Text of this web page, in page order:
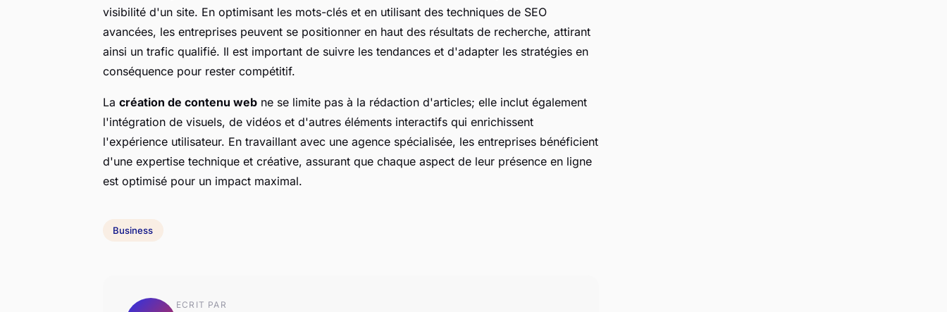
visibilité d'un site. En optimisant les mots-clés et en utilisant des techniques de SEO
avancées, les entreprises peuvent se positionner en haut des résultats de recherche, attirant
ainsi un trafic qualifié. Il est important de suivre les tendances et d'adapter les stratégies en
conséquence pour rester compétitif.
La création de contenu web ne se limite pas à la rédaction d'articles; elle inclut également
l'intégration de visuels, de vidéos et d'autres éléments interactifs qui enrichissent
l'expérience utilisateur. En travaillant avec une agence spécialisée, les entreprises bénéficient
d'une expertise technique et créative, assurant que chaque aspect de leur présence en ligne
est optimisé pour un impact maximal.
Business
ECRIT PAR